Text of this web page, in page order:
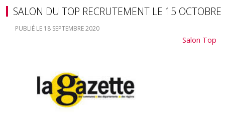
SALON DU TOP RECRUTEMENT LE 15 OCTOBRE
PUBLIÉ LE 18 SEPTEMBRE 2020
Salon Top